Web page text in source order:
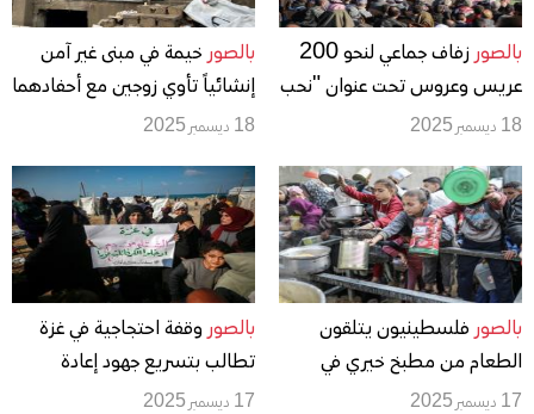
بالصور
زفاف جماعي لنحو 200
عريس وعروس تحت عنوان "نحب
الحياة رغم الإبادة الجماعية"
18 ديسمبر 2025
بالصور خيمة في مبنى غير آمن
إنشائياً تأوي زوجين مع أحفادهما
العشرة غرب غزة
18 ديسمبر 2025
بالصور فلسطينيون يتلقون
الطعام من مطبخ خيري في
تجمع للنازحين بمخيم النصيرات
17 ديسمبر 2025
بالصور
وقفة احتجاجية في غزة
تطالب بتسريع جهود إعادة
الإعمار وإدخال بيوت متنقلة بدلاً
17 ديسمبر 2025